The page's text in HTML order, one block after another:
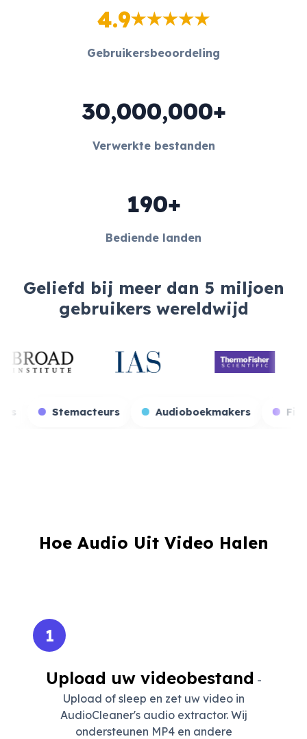
4.9
Gebruikersbeoordeling
30,000,000+
Verwerkte bestanden
190+
Bediende landen
Geliefd bij meer dan 5 miljoen
gebruikers wereldwijd
streamers Stemacteurs
Hoe Audio Uit Video Halen
1
Upload uw videobestand -
Upload of sleep en zet uw video in
AudioCleaner's audio extractor. Wij
ondersteunen MP4 en andere